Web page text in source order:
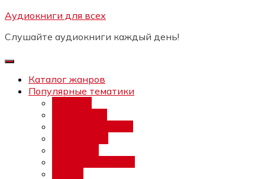
Перейти
содержимому
Аудиокниги для всех
Слушайте аудиокниги каждый день!
Каталог жанров
Популярные тематики
Бесплатный интенсив:
каналов"